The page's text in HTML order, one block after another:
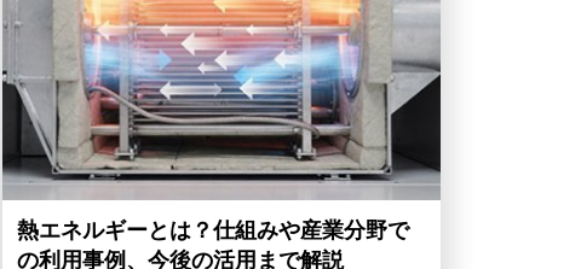
熱エネルギーとは？仕組みや産業分野で
の利用事例、今後の活用まで解説